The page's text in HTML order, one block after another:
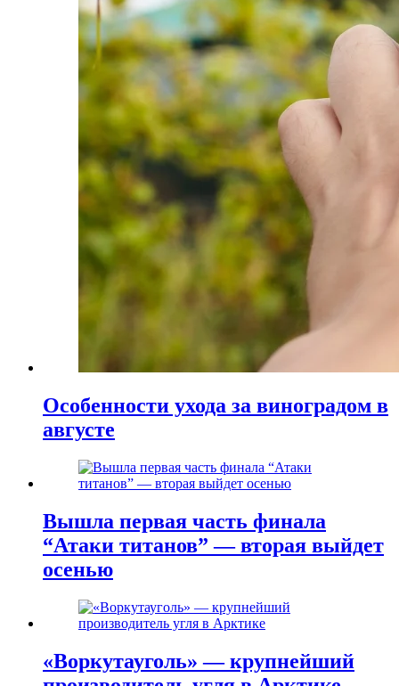
Особенности ухода за виноградом в
августе
Вышла первая часть финала
“Атаки титанов” — вторая выйдет
осенью
«Воркутауголь» — крупнейший